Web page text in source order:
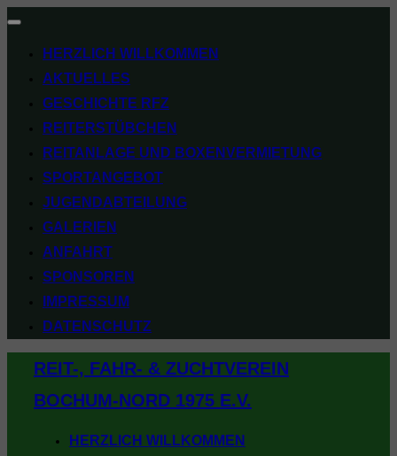
Navigation
HERZLICH WILLKOMMEN
AKTUELLES
GESCHICHTE RFZ
REITERSTÜBCHEN
REITANLAGE UND BOXENVERMIETUNG
SPORTANGEBOT
JUGENDABTEILUNG
GALERIEN
ANFAHRT
SPONSOREN
IMPRESSUM
DATENSCHUTZ
springen
REIT-, FAHR- & ZUCHTVEREIN
BOCHUM-NORD 1975 E.V.
HERZLICH WILLKOMMEN